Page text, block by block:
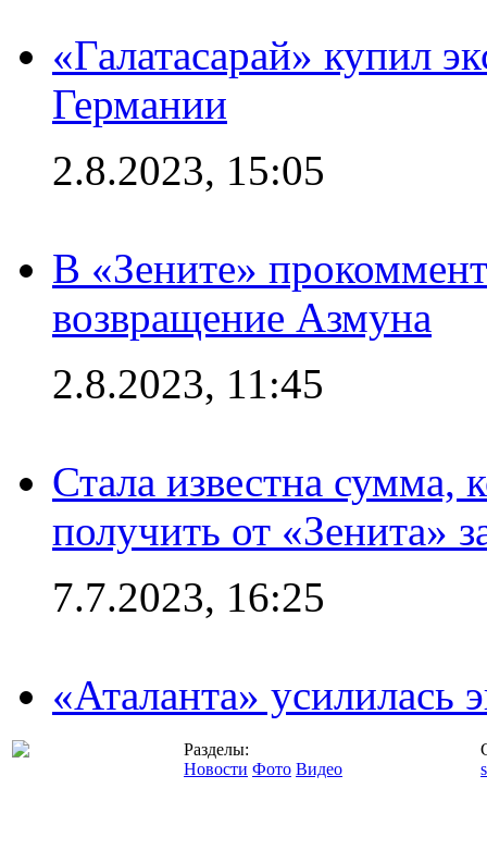
«Галатасарай» купил
Германии
2.8.2023, 15:05
В «Зените»
возвращение Азмуна
2.8.2023, 11:45
Стала известна сумма,
получить от «Зенита»
7.7.2023, 16:25
«Аталанта»
Разделы:
Новости Фото Видео